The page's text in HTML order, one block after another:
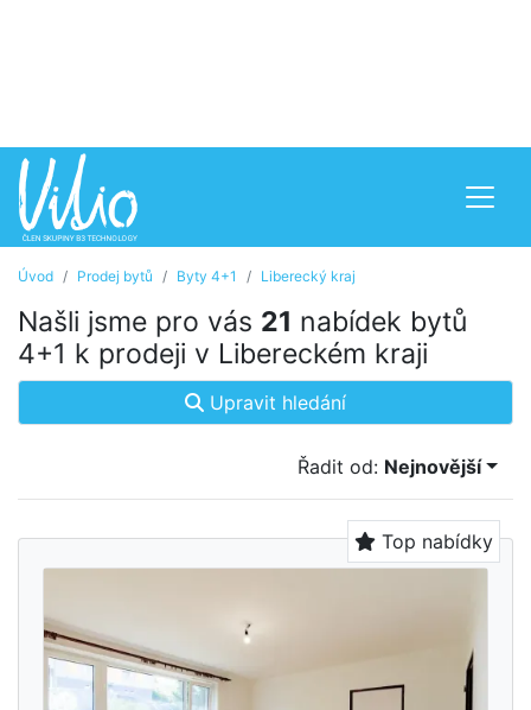
Úvod Prodej bytů Byty 4+1 Liberecký kraj
Našli jsme pro vás 21 nabídek bytů
4+1 k prodeji v Libereckém kraji
Upravit hledání
Řadit od: Nejnovější
Top nabídky